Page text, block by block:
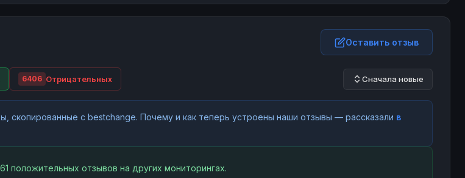
Оставить отзыв
6406 Отрицательных Сначала новые
скопированные с bestchange. Почему и как теперь устроены наши отзывы — рассказали в
положительных отзывов на других мониторингах.